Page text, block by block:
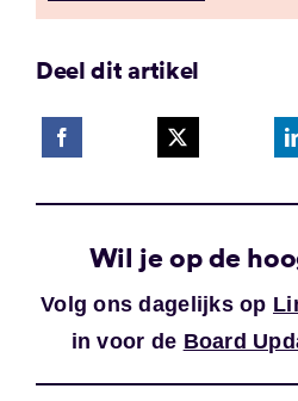
Deel dit artikel
Wil je op de
Volg ons dagelijks op
in voor de Board